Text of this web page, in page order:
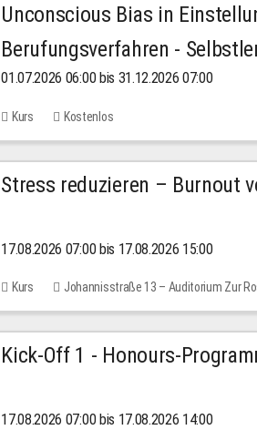
Unconscious Bias in
Berufungsverfahren -
2026
01.07.2026 06:00 bis 31.12.2026 07:00
Kurs Kostenlos
Stress reduzieren – Burnout
17.08.2026 07:00 bis 17.08.2026 15:00
Kurs Johannisstraße 13 – Auditorium Zur
Kick-Off 1 - Honours-
17.08.2026 07:00 bis 17.08.2026 14:00